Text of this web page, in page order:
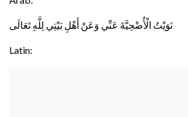
نَوَيْتُ الْأُضْحِيَّةَ عَنِّي وَعَنْ أَهْلِ بَيْتِي لِلَّهِ تَعَالَى
Latin: